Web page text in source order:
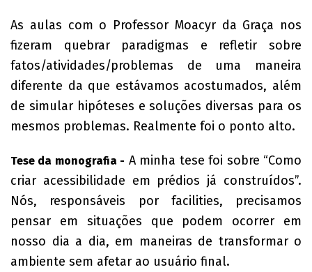
As aulas com o Professor Moacyr da Graça nos
fizeram quebrar paradigmas e refletir sobre
fatos/atividades/problemas de uma maneira
diferente da que estávamos acostumados, além
de simular hipóteses e soluções diversas para os
mesmos problemas. Realmente foi o ponto alto.
Tese da monografia - A minha tese foi sobre “Como
criar acessibilidade em prédios já construídos”.
Nós, responsáveis por facilities, precisamos
pensar em situações que podem ocorrer em
nosso dia a dia, em maneiras de transformar o
ambiente sem afetar ao usuário final.